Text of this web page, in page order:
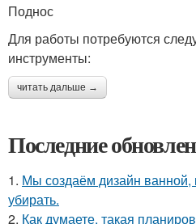
Поднос
Для работы потребуются
инструменты:
читать дальше →
Последние
1. Мы создаём дизайн ванной,
убирать.
2. Как думаете, такая